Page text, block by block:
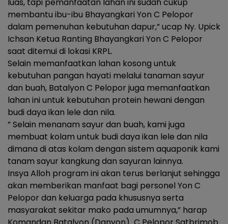
luas, tapi pemanfaatan lahan ini sudah cukup
membantu ibu-ibu Bhayangkari Yon C Pelopor
dalam pemenuhan kebutuhan dapur,” ucap Ny. Upick
Ichsan Ketua Ranting Bhayangkari Yon C Pelopor
saat ditemui di lokasi KRPL.
Selain memanfaatkan lahan kosong untuk
kebutuhan pangan hayati melalui tanaman sayur
dan buah, Batalyon C Pelopor juga memanfaatkan
lahan ini untuk kebutuhan protein hewani dengan
budi daya ikan lele dan nila.
” Selain menanam sayur dan buah, kami juga
membuat kolam untuk budi daya ikan lele dan nila
dimana di atas kolam dengan sistem aquaponik kami
tanam sayur kangkung dan sayuran lainnya.
Insya Alloh program ini akan terus berlanjut sehingga
akan memberikan manfaat bagi personel Yon C
Pelopor dan keluarga pada khususnya serta
masyarakat sekitar mako pada umumnya,” harap